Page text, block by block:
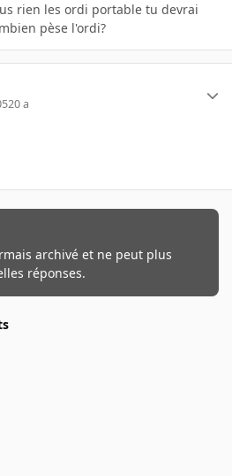
rien les ordi portable tu devrai
pèse l'ordi?
20 a
archivé et ne peut plus
réponses.